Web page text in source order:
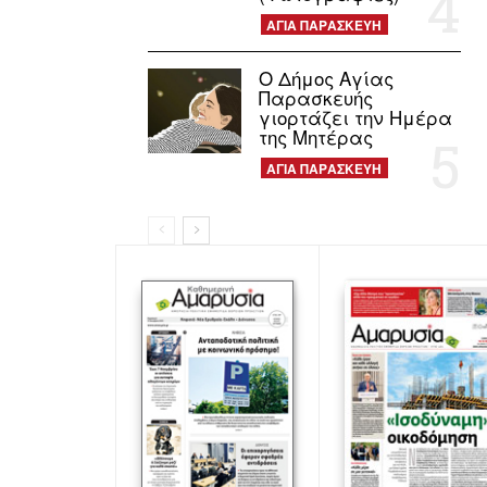
ΑΓΙΑ ΠΑΡΑΣΚΕΥΗ
Ο Δήμος Αγίας
Παρασκευής
γιορτάζει την Ημέρα
της Μητέρας
ΑΓΙΑ ΠΑΡΑΣΚΕΥΗ